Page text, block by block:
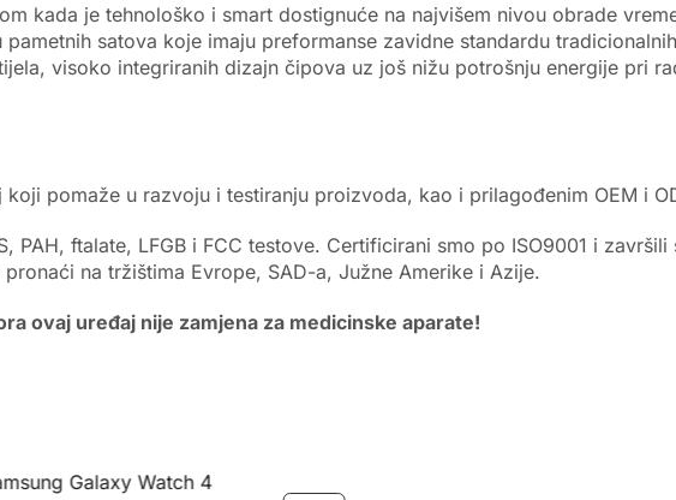
kada je tehnološko i smart dostignuće na najvišem nivou obrade
pametnih satova koje imaju preformanse zavidne standardu
visoko integriranih dizajn čipova uz još nižu potrošnju energije pri
pomaže u razvoju i testiranju proizvoda, kao i prilagođenim OEM i
PAH, ftalate, LFGB i FCC testove. Certificirani smo po ISO9001 i
na tržištima Evrope, SAD-a, Južne Amerike i Azije.
ovaj uređaj nije zamjena za medicinske aparate!